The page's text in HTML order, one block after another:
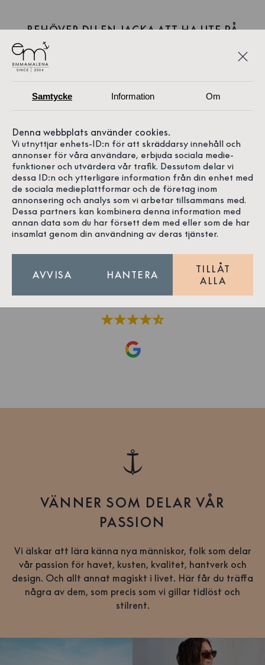
BEHÖVER DU EN JACKA ATT HA UTE PÅ
När det regnar och blåser ute på öarna vill du bära
vår GBG Poncho. vtagbar huva med dragsko,
knäppningar på sidan av benen, tejpade sömmar, stora
fickor med tryckknappar och lite längre ärmar.
4.9
181 recensioner på Google
VÄNNER SOM DELAR VÅR
PASSION
Vi älskar att lära känna nya människor, folk som delar
vår passion för havet, kusten, kvalitet, hantverk och
design. Och allt annat magiskt i livet. Här får du träffa
några av dem, som precis som vi gillar tidlöst och
stilrent.
Samtycke Information Om
Denna webbplats använder cookies.
Vi utnyttjar enhets-ID:n för att skräddarsy innehåll och
annonser för våra användare, erbjuda sociala medie-
funktioner och utvärdera vår trafik. Dessutom delar vi
dessa ID:n och ytterligare information från din enhet med
de sociala medieplattformar och de företag inom
annonsering och analys som vi arbetar tillsammans med.
Dessa partners kan kombinera denna information med
annan data som du har försett dem med eller som de har
insamlat genom din användning av deras tjänster.
AVVISA HANTERA
TILLÅT
ALLA